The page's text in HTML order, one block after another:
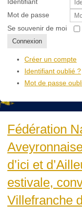
Mot de passe
Se souvenir de moi
Connexion
Créer un compte
Identifiant oublié ?
Mot de passe
Fédération
d’ici et
estivale,
Villefranche